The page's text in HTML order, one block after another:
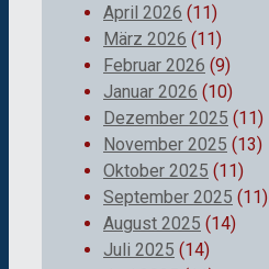
April 2026 (11)
März 2026 (11)
Februar 2026 (9)
Januar 2026 (10)
Dezember 2025 (11)
November 2025 (13)
Oktober 2025 (11)
September 2025 (11)
August 2025 (14)
Juli 2025 (14)